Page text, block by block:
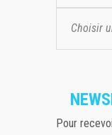
Choisir
Pour